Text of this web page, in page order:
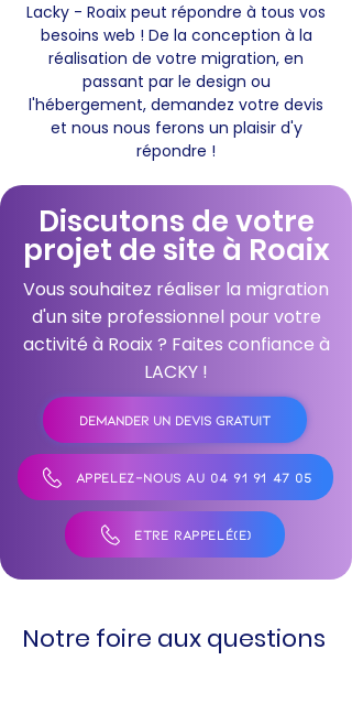
Lacky - Roaix peut répondre à tous vos
besoins web ! De la conception à la
réalisation de votre migration, en
passant par le design ou
l'hébergement, demandez votre devis
et nous nous ferons un plaisir d'y
répondre !
Discutons de votre
projet de site à Roaix
Vous souhaitez réaliser la migration
d'un site professionnel pour votre
activité à Roaix ? Faites confiance à
LACKY !
DEMANDER UN DEVIS GRATUIT
APPELEZ-NOUS AU 04 91 91 47 05
ÊTRE RAPPELÉ(E)
Notre foire aux questions